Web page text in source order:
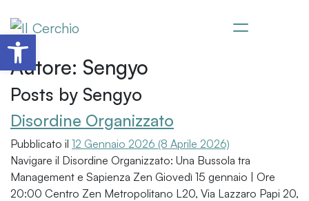
Salta al
contenuto
Autore: Sengyo
Posts by Sengyo
Disordine Organizzato
Pubblicato il 12 Gennaio 2026 (8 Aprile 2026)
Navigare il Disordine Organizzato: Una Bussola tra
Management e Sapienza Zen Giovedì 15 gennaio | Ore
20:00 Centro Zen Metropolitano L20, Via Lazzaro Papi 20,
Apri la barra degli strumenti